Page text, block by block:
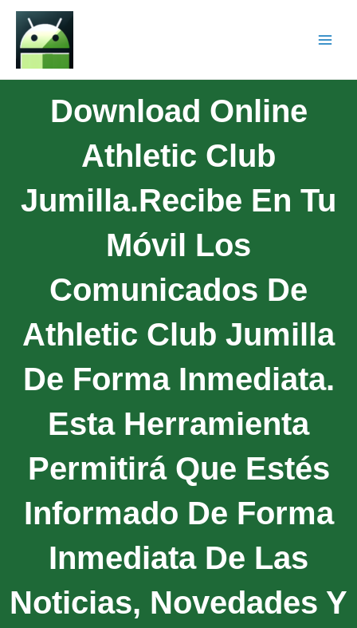
Download Online
Athletic Club
Jumilla.Recibe En Tu
Móvil Los
Comunicados De
Athletic Club Jumilla
De Forma Inmediata.
Esta Herramienta
Permitirá Que Estés
Informado De Forma
Inmediata De Las
Noticias, Novedades Y